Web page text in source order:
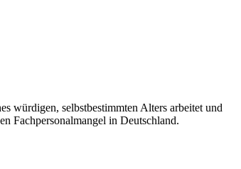
würdigen, selbstbestimmten Alters arbeitet und
Fachpersonalmangel in Deutschland.